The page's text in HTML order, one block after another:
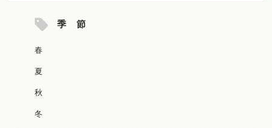
季 節
春
夏
秋
冬